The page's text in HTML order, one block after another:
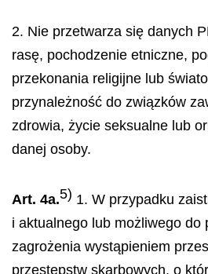
2. Nie przetwarza się danych
rasę, pochodzenie etniczne,
przekonania religijne lub
przynależność do związków
zdrowia, życie seksualne lub
danej osoby.
Art. 4a.5) 1. W przypadku
i aktualnego lub możliwego do
zagrożenia wystąpieniem
przestępstw skarbowych, o